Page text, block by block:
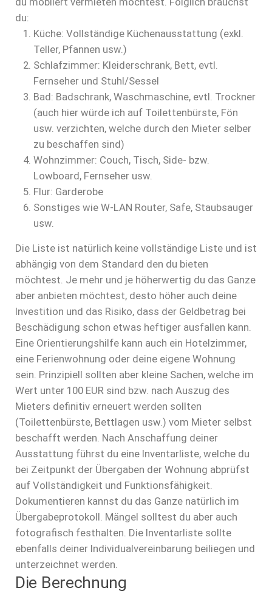
du:
Küche: Vollständige Küchenausstattung (exkl.
Teller, Pfannen usw.)
Schlafzimmer: Kleiderschrank, Bett, evtl.
Fernseher und Stuhl/Sessel
Bad: Badschrank, Waschmaschine, evtl. Trockner
(auch hier würde ich auf Toilettenbürste, Fön
usw. verzichten, welche durch den Mieter selber
zu beschaffen sind)
Wohnzimmer: Couch, Tisch, Side- bzw.
Lowboard, Fernseher usw.
Flur: Garderobe
Sonstiges wie W-LAN Router, Safe, Staubsauger
usw.
Die Liste ist natürlich keine vollständige Liste und ist
abhängig von dem Standard den du bieten
möchtest. Je mehr und je höherwertig du das Ganze
aber anbieten möchtest, desto höher auch deine
Investition und das Risiko, dass der Geldbetrag bei
Beschädigung schon etwas heftiger ausfallen kann.
Eine Orientierungshilfe kann auch ein Hotelzimmer,
eine Ferienwohnung oder deine eigene Wohnung
sein. Prinzipiell sollten aber kleine Sachen, welche im
Wert unter 100 EUR sind bzw. nach Auszug des
Mieters definitiv erneuert werden sollten
(Toilettenbürste, Bettlagen usw.) vom Mieter selbst
beschafft werden. Nach Anschaffung deiner
Ausstattung führst du eine Inventarliste, welche du
bei Zeitpunkt der Übergaben der Wohnung abprüfst
auf Vollständigkeit und Funktionsfähigkeit.
Dokumentieren kannst du das Ganze natürlich im
Übergabeprotokoll. Mängel solltest du aber auch
fotografisch festhalten. Die Inventarliste sollte
ebenfalls deiner Individualvereinbarung beiliegen und
unterzeichnet werden.
Die Berechnung